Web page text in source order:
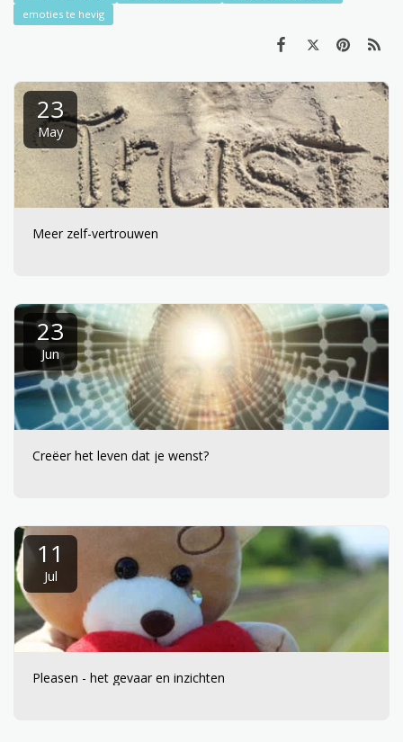
emoties te hevig
23
May
Meer zelf-vertrouwen
23
Jun
Creëer het leven dat je wenst?
11
Jul
Pleasen - het gevaar en inzichten